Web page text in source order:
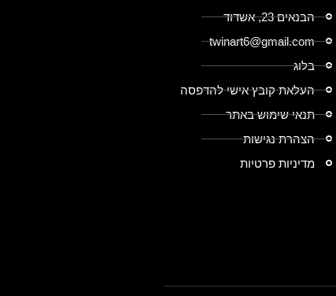
הבנאים 23, אשדוד
twinart6@gmail.com
בלוג
העלאת קובץ אישי להדפסה
תנאי שימוש באתר
הצהרת נגישות
מדיניות פרטיות